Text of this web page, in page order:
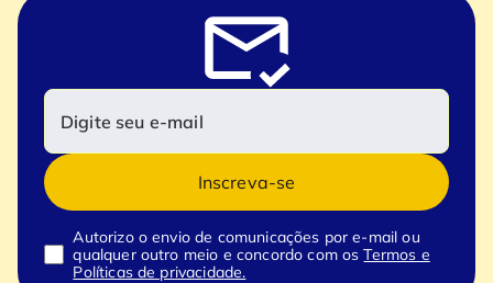
Inscreva-se
Autorizo o envio de comunicações por e-mail ou
qualquer outro meio e concordo com osTermos e
Políticas de privacidade.